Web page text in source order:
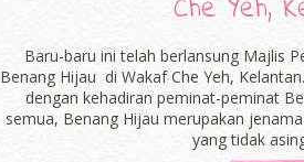
Che Yeh,
Baru-baru ini telah berlansung Majlis
Benang Hijau di Wakaf Che Yeh,
dengan kehadiran peminat-peminat
semua, Benang Hijau merupakan
yang tidak